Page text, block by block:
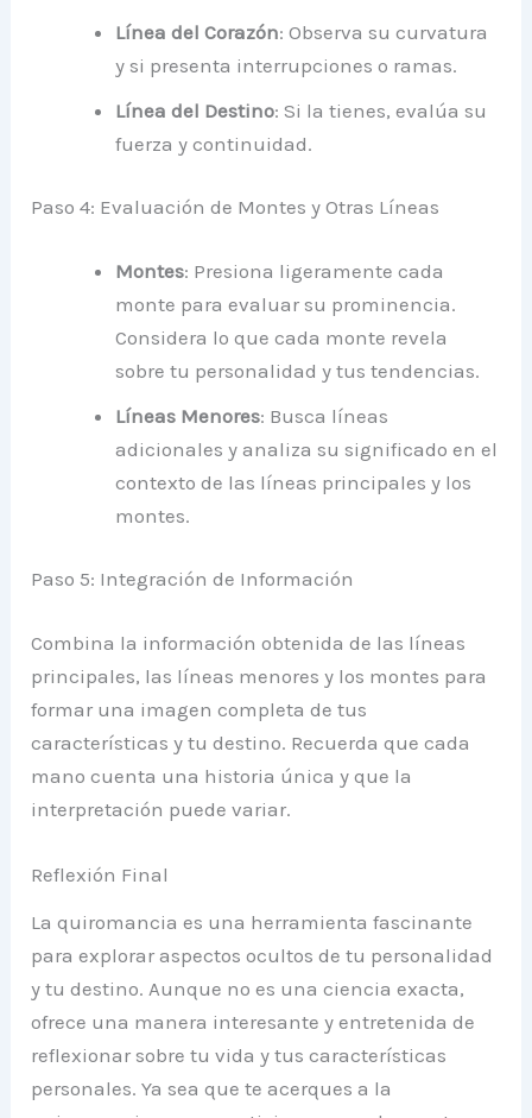
Línea del Corazón: Observa su curvatura
y si presenta interrupciones o ramas.
Línea del Destino: Si la tienes, evalúa su
fuerza y continuidad.
Paso 4: Evaluación de Montes y Otras Líneas
Montes: Presiona ligeramente cada
monte para evaluar su prominencia.
Considera lo que cada monte revela
sobre tu personalidad y tus tendencias.
Líneas Menores: Busca líneas
adicionales y analiza su significado en el
contexto de las líneas principales y los
montes.
Paso 5: Integración de Información
Combina la información obtenida de las líneas
principales, las líneas menores y los montes para
formar una imagen completa de tus
características y tu destino. Recuerda que cada
mano cuenta una historia única y que la
interpretación puede variar.
Reflexión Final
La quiromancia es una herramienta fascinante
para explorar aspectos ocultos de tu personalidad
y tu destino. Aunque no es una ciencia exacta,
ofrece una manera interesante y entretenida de
reflexionar sobre tu vida y tus características
personales. Ya sea que te acerques a la